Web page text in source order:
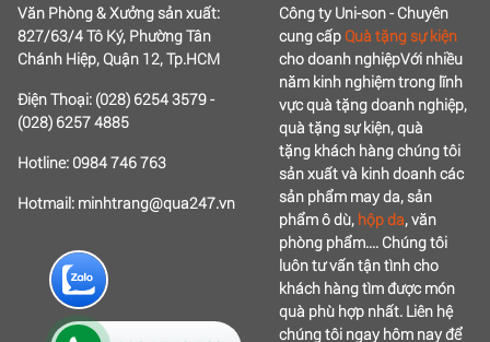
Văn Phòng & Xưởng sản xuất:
827/63/4 Tô Ký, Phường Tân
Chánh Hiệp, Quận 12, Tp.HCM
Điện Thoại: (028) 6254 3579 -
(028) 6257 4885
Hotline: 0984 746 763
Hotmail: minhtrang@qua247.vn
Công ty Uni-son - Chuyên
cung cấp Quà tặng sự kiện
cho doanh nghiệpVới nhiều
năm kinh nghiệm trong lĩnh
vực quà tặng doanh nghiệp,
quà tặng sự kiện, quà
tặng khách hàng chúng tôi
sản xuất và kinh doanh các
sản phẩm may da, sản
phẩm ô dù, hộp da, văn
phòng phẩm.... Chúng tôi
luôn tư vấn tận tình cho
khách hàng tìm được món
quà phù hợp nhất. Liên hệ
chúng tôi ngay hôm nay để